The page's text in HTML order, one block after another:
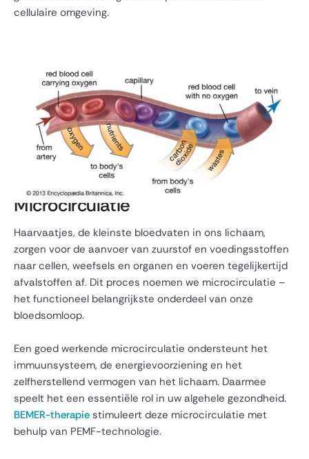
cellulaire omgeving.
Microcirculatie
Haarvaatjes, de kleinste bloedvaten in ons lichaam,
zorgen voor de aanvoer van zuurstof en voedingsstoffen
naar cellen, weefsels en organen en voeren tegelijkertijd
afvalstoffen af. Dit proces noemen we microcirculatie –
het functioneel belangrijkste onderdeel van onze
bloedsomloop.
Een goed werkende microcirculatie ondersteunt het
immuunsysteem, de energievoorziening en het
zelfherstellend vermogen van het lichaam. Daarmee
speelt het een essentiële rol in uw algehele gezondheid.
BEMER-therapie stimuleert deze microcirculatie met
behulp van PEMF-technologie.